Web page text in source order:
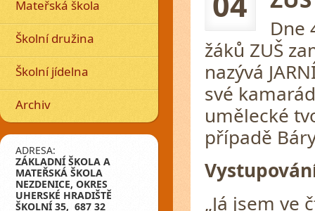
Dne
žáků ZUŠ
nazývá
své
umělecké
případě
„Já jsem ve
Mateřská škola
Školní družina
Školní jídelna
Archiv
ADRESA:
ZÁKLADNÍ ŠKOLA A
MATEŘSKÁ ŠKOLA
NEZDENICE, OKRES
UHERSKÉ HRADIŠTĚ
ŠKOLNÍ 35, 687 32